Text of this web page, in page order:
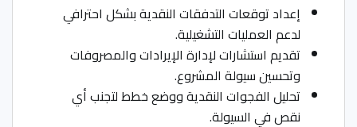
إعداد توقعات التدفقات النقدية بشكل احترافي
لدعم العمليات التشغيلية.
تقديم استشارات لإدارة الإيرادات والمصروفات
وتحسين سيولة المشروع.
تحليل الفجوات النقدية ووضع خطط لتجنب أي
نقص في السيولة.